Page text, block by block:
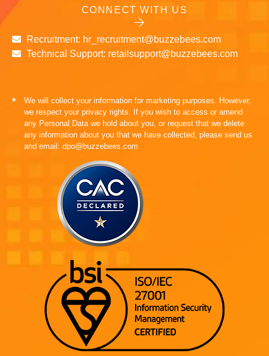
CONNECT WITH US
Recruitment: hr_recruitment@buzzebees.com
Technical Support: retailsupport@buzzebees.com
*
We will collect your information for marketing purposes. However,
we respect your privacy rights. If you wish to access or amend
any Personal Data we hold about you, or request that we delete
any information about you that we have collected, please send us
and email: dpo@buzzebees.com